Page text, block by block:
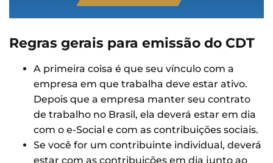
Regras gerais para emissão do CDT
A primeira coisa é que seu vínculo com a
empresa em que trabalha deve estar ativo.
Depois que a empresa manter seu contrato
de trabalho no Brasil, ela deverá estar em dia
com o e-Social e com as contribuições sociais.
Se você for um contribuinte individual, deverá
estar com as contribuições em dia junto ao